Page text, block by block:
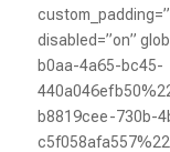
disabled=”on”
b0aa-4a65-bc45-
b8819cee-730b-